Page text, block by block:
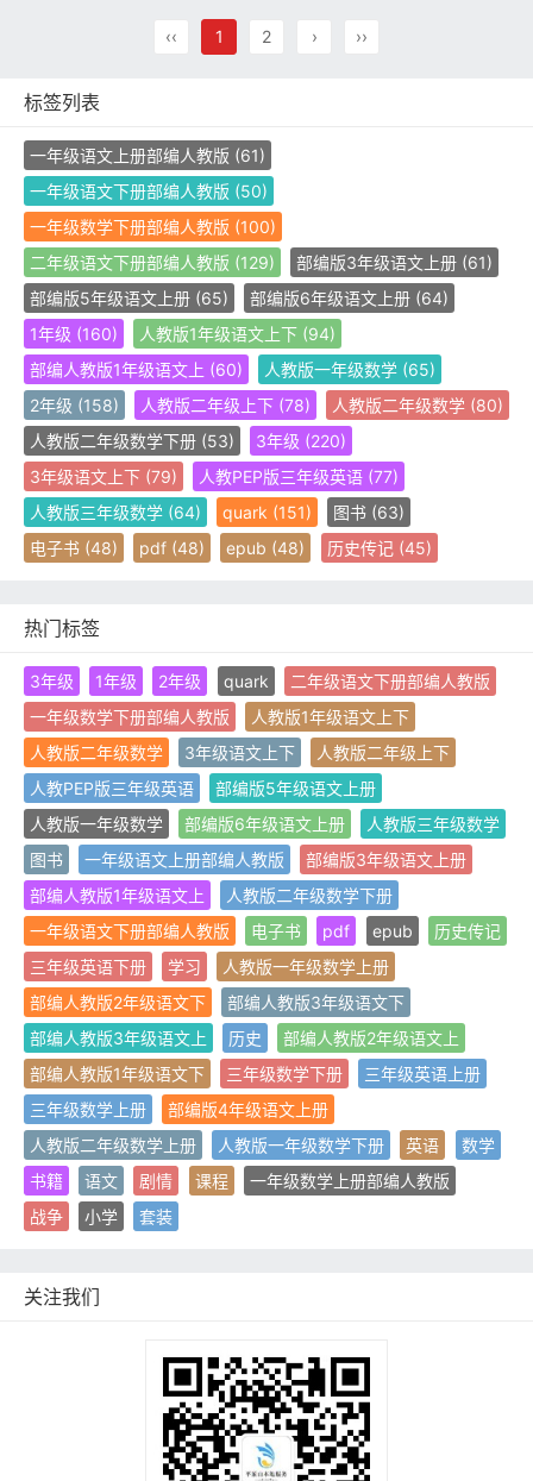
‹‹ 1 2 › ››
标签列表
一年级语文上册部编人教版 (61)
一年级语文下册部编人教版 (50)
一年级数学下册部编人教版 (100)
二年级语文下册部编人教版 (129) 部编版3年级语文上册 (61)
部编版5年级语文上册(65) 部编版6年级语文上册 (64)
1年级 (160) 人教版1年级语文上下 (94)
部编人教版1年级语文上 (60) 人教版一年级数学 (65)
2年级 (158) 人教版二年级上下 (78) 人教版二年级数学 (80)
人教版二年级数学下册(53) 3年级 (220)
3年级语文上下(79) 人教PEP版三年级英语 (77)
人教版三年级数学(64) quark (151) 图书 (63)
电子书(48) pdf (48) epub (48) 历史传记 (45)
热门标签
3年级 1年级 2年级 quark
二年级语文下册部编人教版
一年级数学下册部编人教版
人教版1年级语文上下
人教版二年级数学
3年级语文上下
人教版二年级上下
人教PEP版三年级英语
部编版5年级语文上册
人教版一年级数学
部编版6年级语文上册
人教版三年级数学
图书
一年级语文上册部编人教版
部编版3年级语文上册
部编人教版1年级语文上
人教版二年级数学下册
一年级语文下册部编人教版
电子书 pdf epub
历史传记
三年级英语下册
学习
人教版一年级数学上册
部编人教版2年级语文下
部编人教版3年级语文下
部编人教版3年级语文上
历史
部编人教版2年级语文上
部编人教版1年级语文下
三年级数学下册
三年级英语上册
三年级数学上册
部编版4年级语文上册
人教版二年级数学上册
人教版一年级数学下册 英语
数学
书籍
语文 剧情 课程
一年级数学上册部编人教版
战争
小学 套装
关注我们